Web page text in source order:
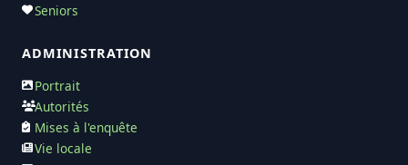
Seniors
ADMINISTRATION
Portrait
Autorités
Mises à l'enquête
Vie locale